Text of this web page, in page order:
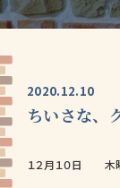
2020.12.10
ちいさな、
１２月１０日 木